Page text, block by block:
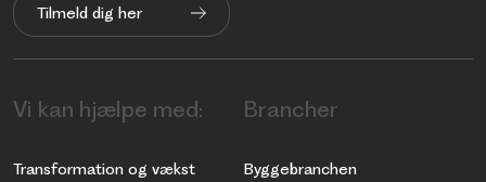
Tilmeld dig her
Vi kan hjælpe med:
Transformation og vækst
Brancher
Byggebranchen